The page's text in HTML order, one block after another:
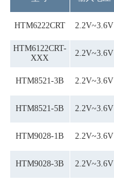
HTM6222CRT 2.2V~3.6V
HTM6122CRT-
XXX
2.2V~3.6V
HTM8521-3B 2.2V~3.6V
HTM8521-5B 2.2V~3.6V
HTM9028-1B 2.2V~3.6V
HTM9028-3B 2.2V~3.6V